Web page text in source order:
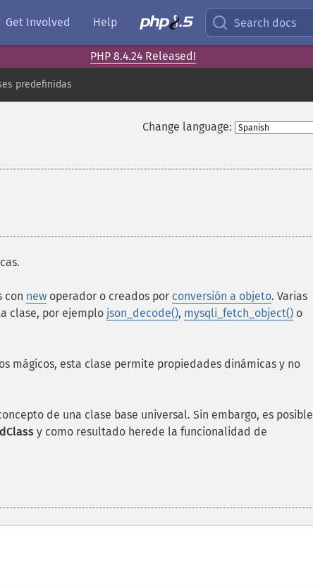
Get Involved Help Search docs
PHP 8.4.24 Released!
predefinidas
Change language:
con new operador o creados por conversión a objeto. Varias
clase, por ejemplo json_decode(), mysqli_fetch_object() o
mágicos, esta clase permite propiedades dinámicas y no
de una clase base universal. Sin embargo, es posible
y como resultado herede la funcionalidad de